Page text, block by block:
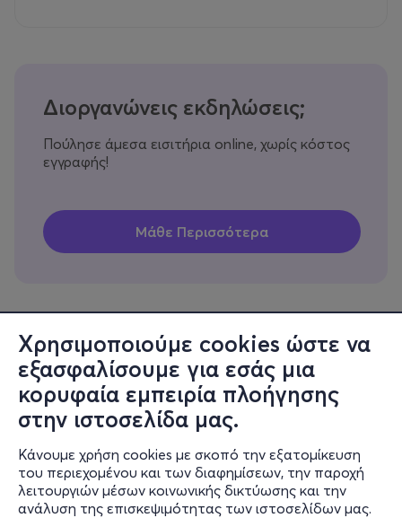
Χρησιμοποιούμε cookies ώστε να
εξασφαλίσουμε για εσάς μια
κορυφαία εμπειρία πλοήγησης
στην ιστοσελίδα μας.
Κάνουμε χρήση cookies με σκοπό την εξατομίκευση
του περιεχομένου και των διαφημίσεων, την παροχή
λειτουργιών μέσων κοινωνικής δικτύωσης και την
ανάλυση της επισκεψιμότητας των ιστοσελίδων μας.
Διοργανώνεις εκδηλώσεις;
Πούλησε άμεσα εισιτήρια online, χωρίς κόστος
εγγραφής!
Πληροφορίες
Υποστήριξη
Stay Connected